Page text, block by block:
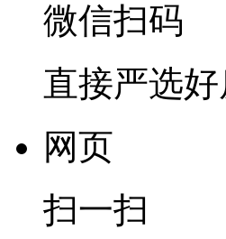
微信扫码
直接严选
网页
扫一扫